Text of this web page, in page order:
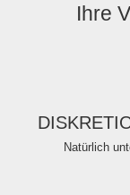
Ihre
Natürlich